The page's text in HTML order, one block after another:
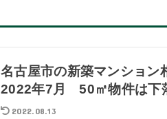
名古屋市の新築マンショ
2022年7月 50㎡物件は下
2022.08.13